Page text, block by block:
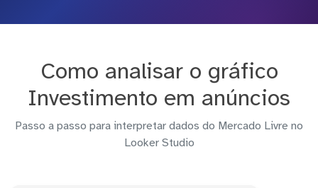
Como analisar o gráfico
Investimento em anúncios
Passo a passo para interpretar dados do Mercado Livre no
Looker Studio